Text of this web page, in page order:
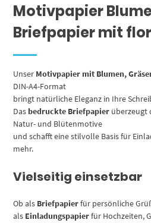
Motivpapier
Briefpapier mit
Unser Motivpapier mit Blumen,
DIN-A4-Format
bringt natürliche Eleganz in Ihre
Das bedruckte Briefpapier überzeugt
Natur- und Blütenmotive
und schafft eine stilvolle Basis für
mehr.
Vielseitig einsetzbar
Ob als Briefpapierfür persönliche
als Einladungspapierfür Hochzeiten,